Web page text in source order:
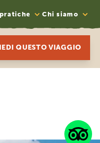
Chi siamo
QUESTO VIAGGIO